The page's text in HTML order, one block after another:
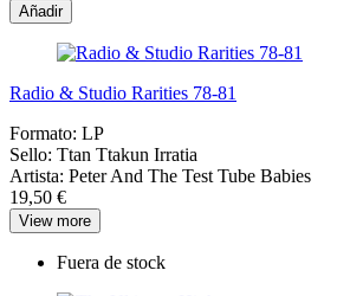
Añadir
Radio & Studio Rarities 78-81
Formato: LP
Sello: Ttan Ttakun Irratia
Artista: Peter And The Test Tube Babies
19,50 €
View more
Fuera de stock